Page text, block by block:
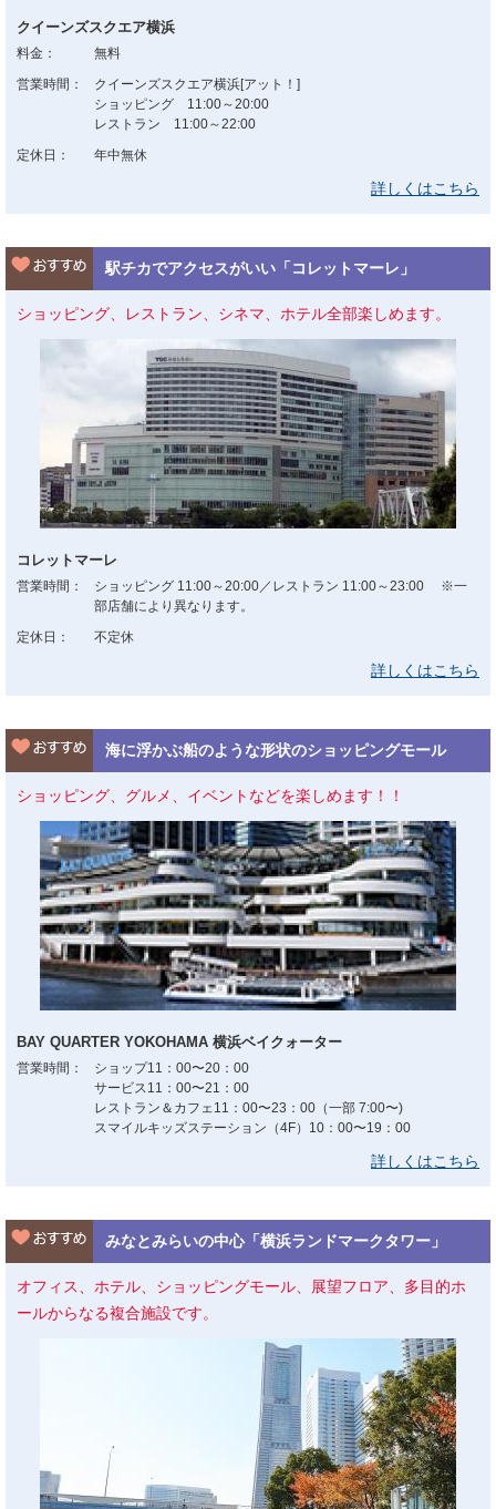
クイーンズスクエア横浜
料金：
無料
営業時間：
クイーンズスクエア横浜[アット！]
ショッピング 11:00～20:00
レストラン 11:00～22:00
定休日：
年中無休
詳しくはこちら
駅チカでアクセスがいい「コレットマーレ」
ショッピング、レストラン、シネマ、ホテル全部楽しめます。
コレットマーレ
営業時間：
ショッピング 11:00～20:00／レストラン 11:00～23:00 ※一
部店舗により異なります。
定休日：
不定休
詳しくはこちら
海に浮かぶ船のような形状のショッピングモール
ショッピング、グルメ、イベントなどを楽しめます！！
BAY QUARTER YOKOHAMA 横浜ベイクォーター
営業時間：
ショップ11：00〜20：00
サービス11：00〜21：00
レストラン＆カフェ11：00〜23：00（一部 7:00〜)
スマイルキッズステーション（4F）10：00〜19：00
詳しくはこちら
みなとみらいの中心「横浜ランドマークタワー」
オフィス、ホテル、ショッピングモール、展望フロア、多目的ホ
ールからなる複合施設です。